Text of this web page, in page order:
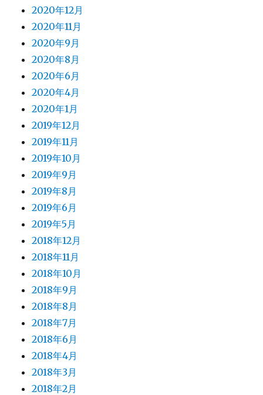
2020年12月
2020年11月
2020年9月
2020年8月
2020年6月
2020年4月
2020年1月
2019年12月
2019年11月
2019年10月
2019年9月
2019年8月
2019年6月
2019年5月
2018年12月
2018年11月
2018年10月
2018年9月
2018年8月
2018年7月
2018年6月
2018年4月
2018年3月
2018年2月